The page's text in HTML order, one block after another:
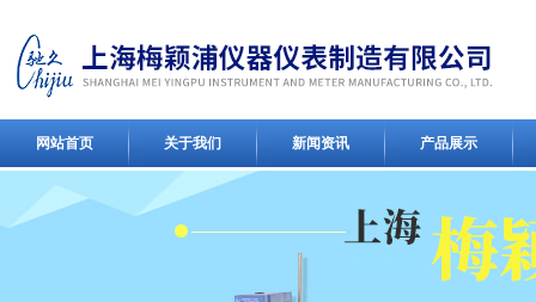
网站首页 关于我们 新闻资讯 产品展示